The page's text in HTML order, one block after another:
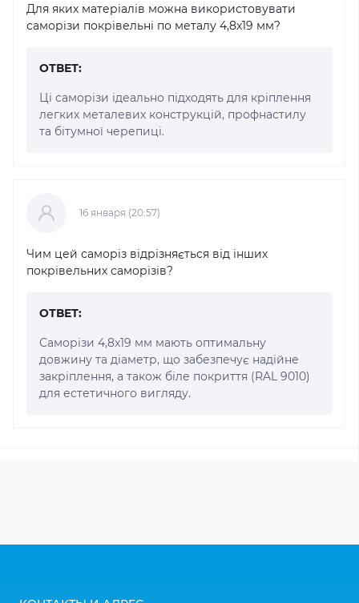
Для яких матеріалів можна використовувати
саморізи покрівельні по металу 4,8x19 мм?
ОТВЕТ:
Ці саморізи ідеально підходять для кріплення
легких металевих конструкцій, профнастилу
та бітумної черепиці.
16 января (20:57)
Чим цей саморіз відрізняється від інших
покрівельних саморізів?
ОТВЕТ:
Саморізи 4,8x19 мм мають оптимальну
довжину та діаметр, що забезпечує надійне
закріплення, а також біле покриття (RAL 9010)
для естетичного вигляду.